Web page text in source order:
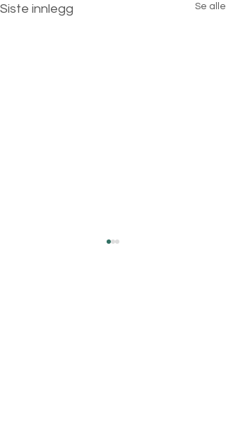
Siste innlegg Se alle